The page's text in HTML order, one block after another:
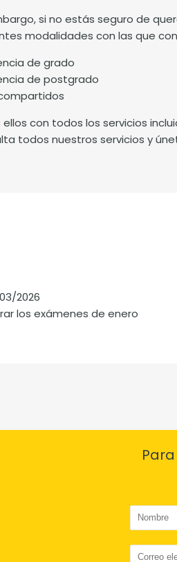
si no estás seguro de
modalidades con las que
de grado
de postgrado
ellos con todos los servicios
todos nuestros servicios y
2026
los exámenes de enero